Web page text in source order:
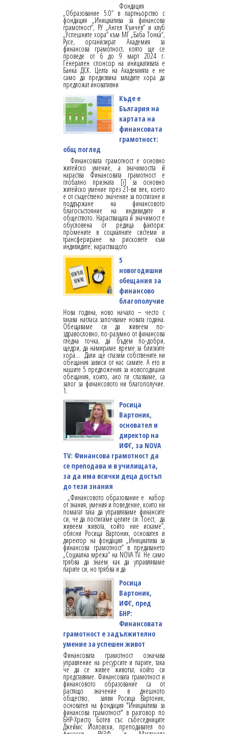
Фондация
„Образование 5.0“ в партньорство с
фондация „Инициатива за финансова
грамотност“, РУ „Ангел Кънчев“ и клуб
„Успешните хора“ към МГ „Баба Тонка“,
Русе, организират Академия за
финансова грамотност, която ще се
проведе от 6 до 9 март 2024 г.
Генерален спонсор на инициативата е
Банка ДСК. Целта на Академията е не
само да предизвика младите хора да
предложат иновативни
Къде е
България на
картата на
финансовата
грамотност:
общ поглед
Финансовата грамотност е основно
житейско умение, а значимостта й
нараства Финансовата грамотност е
глобално призната [i] за основно
житейско умение през 21-ви век, което
е от съществено значение за постигане и
поддържане на финансовото
благосъстояние на индивидите и
обществото. Нарастващата й значимост е
обусловена от редица фактори:
промените в социалните системи и
трансфериране на рисковете към
индивидите; нарастващото
5
новогодишни
обещания за
финансово
благополучие
Нова година, ново начало – често с
такава нагласа започваме новата година.
Обещаваме си да живеем по-
здравословно, по-разумно от финансова
гледна точка, да бъдем по-добри,
щедри, да намираме време за близките
хора... Дали ще спазим собствените ни
обещания зависи от нас самите. А ето и
нашите 5 предложения за новогодишни
обещания, които, ако ги спазваме, са
залог за финансовото ни благополучие.
1.
Росица
Вартоник,
основател и
директор на
ИФГ, за NOVA
TV: Финансова грамотност да
се преподава и в училищата,
за да има всички деца достъп
до тези знания
„Финансовото образование е набор
от знания, умения и поведение, които ни
помагат така да управляваме финансите
си, че да постигаме целите си. Тоест, да
живеем живота, който ние искаме”,
обясни Росица Вартоник, основател и
директор на фондация „Инициатива за
финансова грамотност” в предаването
„Социална мрежа“ на NOVA TV. Не само
трябва да знаем как да управляваме
парите си, но трябва и да
Росица
Вартоник,
ИФГ, пред
БНР:
Финансовата
грамотност е задължително
умение за успешен живот
Финансовата грамотност означава
управление на ресурсите и парите, така
че да се живее животът, който си
представяме. Финансовата грамотност и
финансовото образование са от
растящо значение в днешното
общество, заяви Росица Вартоник,
основател на фондация "Инициатива за
финансова грамотност" в разговор по
БНР-Христо Ботев със събеседниците
Джеймс Йоловски, преподавател по